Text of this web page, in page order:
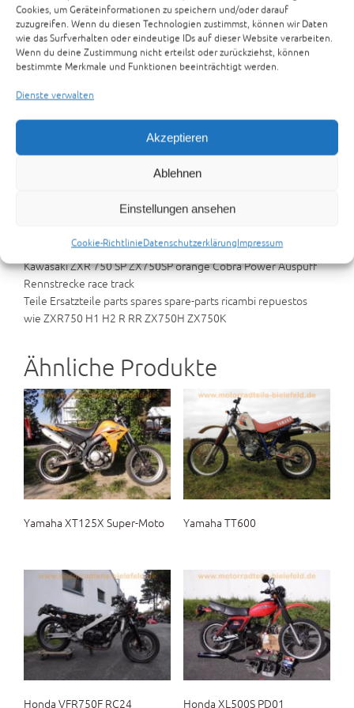
Cookies, um Geräteinformationen zu speichern und/oder darauf
zuzugreifen. Wenn du diesen Technologien zustimmst, können wir Daten
wie das Surfverhalten oder eindeutige IDs auf dieser Website verarbeiten.
Wenn du deine Zustimmung nicht erteilst oder zurückziehst, können
bestimmte Merkmale und Funktionen beeinträchtigt werden.
Dienste verwalten
Akzeptieren
Ablehnen
Einstellungen ansehen
Cookie-RichtlinieDatenschutzerklärungImpressum
Kawasaki ZXR 750 SP ZX750SP orange
Cobra Power Auspuff Rennstrecke race track
Artikelnummer:
TEILETRÄGER,TEILETRÄGER
Beschreibung
Kawasaki ZXR 750 SP ZX750SP orange Cobra Power Auspuff
Rennstrecke race track
Teile Ersatzteile parts spares spare-parts ricambi repuestos
wie ZXR750 H1 H2 R RR ZX750H ZX750K
Ähnliche Produkte
Yamaha XT125X Super-Moto Yamaha TT600
Honda VFR750F RC24 Honda XL500S PD01